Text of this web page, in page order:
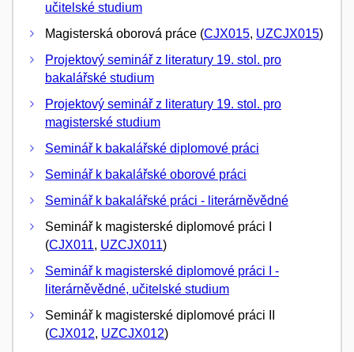
učitelské studium
Magisterská oborová práce (CJX015, UZCJX015)
Projektový seminář z literatury 19. stol. pro
bakalářské studium
Projektový seminář z literatury 19. stol. pro
magisterské studium
Seminář k bakalářské diplomové práci
Seminář k bakalářské oborové práci
Seminář k bakalářské práci - literárněvědné
Seminář k magisterské diplomové práci I
(CJX011, UZCJX011)
Seminář k magisterské diplomové práci I -
literárněvědné, učitelské studium
Seminář k magisterské diplomové práci II
(CJX012, UZCJX012)